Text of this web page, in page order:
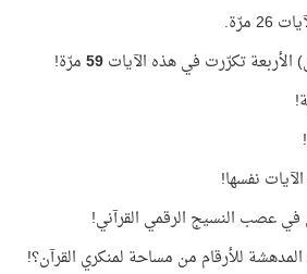
مرّة.
تكرّرت في هذه الآيات59مرّة!
عصب النسيج الرقمي القرآني!
للأرقام من مساحة لمنكري القرآن؟!